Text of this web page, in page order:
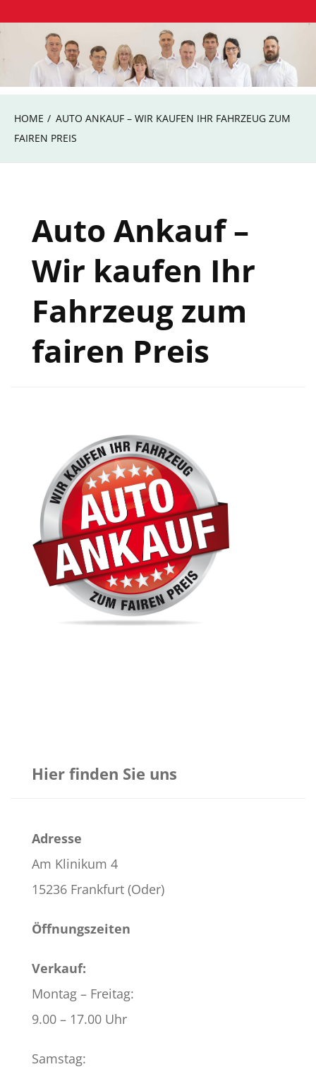
to
content
Autohaus Bohlig
Autohaus Bohlig Frankfurt/Oder
HOME
AUTO ANKAUF – WIR KAUFEN IHR FAHRZEUG ZUM
FAIREN PREIS
Auto Ankauf –
Wir kaufen Ihr
Fahrzeug zum
fairen Preis
Hier finden Sie uns
Adresse
Am Klinikum 4
15236 Frankfurt (Oder)
Öffnungszeiten
Verkauf:
Montag – Freitag:
9.00 – 17.00 Uhr
Samstag: